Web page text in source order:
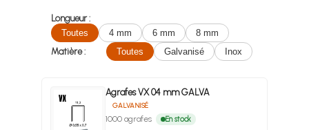
Longueur :
Toutes
4 mm 6 mm
8 mm
Matière :
Toutes Galvanisé Inox
Agrafes VX 04 mm GALVA
GALVANISÉ
1000 agrafes En stock